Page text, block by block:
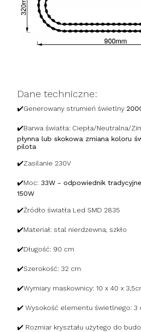
Dane techniczne:
✔️Generowany strumień świetlny
✔️Barwa światła: Ciepła/Neutralna/
płynna lub skokowa zmiana koloru
pilota
✔️Zasilanie 230V
✔️Moc: 33W - odpowiednik
150W
✔️Źródło światła Led SMD 2835
✔️Materiał: stal nierdzewna, szkło
✔️Długość: 90 cm
✔️Szerokość: 32 cm
✔️Wymiary maskownicy: 10 x 40 x
✔️ Wysokość elementu świetlnego: 3
✔️ Rozmiar kryształu użytego do